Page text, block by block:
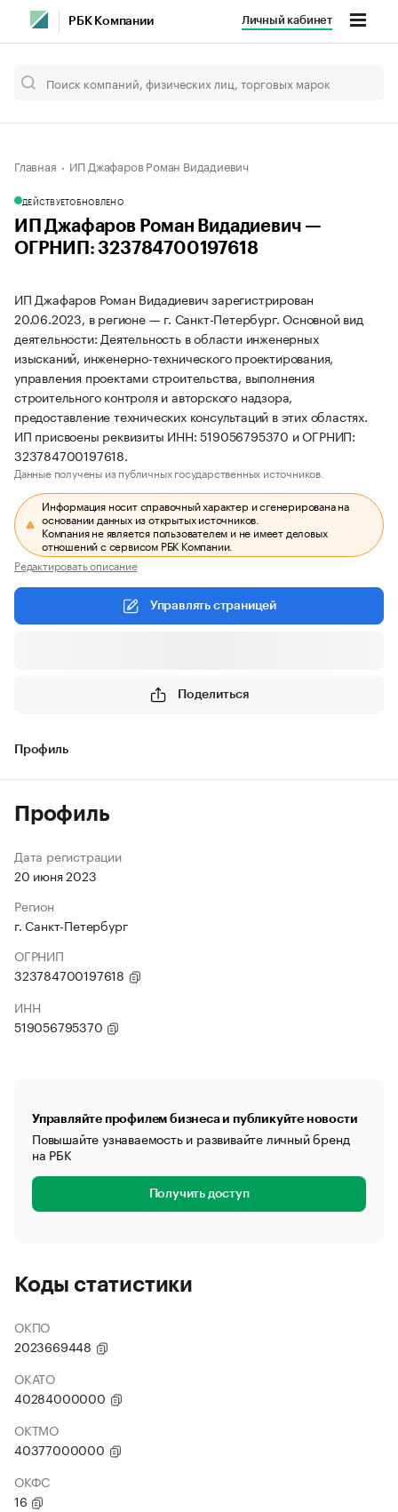
РБК Компании Личный кабинет
Главная ИП Джафаров Роман Видадиевич
ДЕЙСТВУЕТОБНОВЛЕНО
ИП Джафаров Роман Видадиевич —
ОГРНИП: 323784700197618
ИП Джафаров Роман Видадиевич зарегистрирован
20.06.2023, в регионе — г. Санкт-Петербург. Основной вид
деятельности: Деятельность в области инженерных
изысканий, инженерно-технического проектирования,
управления проектами строительства, выполнения
строительного контроля и авторского надзора,
предоставление технических консультаций в этих областях.
ИП присвоены реквизиты ИНН: 519056795370 и ОГРНИП:
323784700197618.
Данные получены из публичных государственных источников.
Информация носит справочный характер и сгенерирована на
основании данных из открытых источников.
Компания не является пользователем и не имеет деловых
отношений с сервисом РБК Компании.
Редактировать описание
Управлять страницей
Поделиться
Профиль
Профиль
Дата регистрации
20 июня 2023
Регион
г. Санкт-Петербург
ОГРНИП
323784700197618
ИНН
519056795370
Управляйте профилем бизнеса и публикуйте новости
Повышайте узнаваемость и развивайте личный бренд
на РБК
Получить доступ
Коды статистики
ОКПО
2023669448
ОКАТО
40284000000
ОКТМО
40377000000
ОКФС
16